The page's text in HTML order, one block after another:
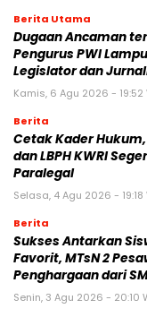
Berita Utama
Dugaan Ancaman
Pengurus PWI
Legislator dan
Kamis, 6 Agu 2026 - 19:52
Berita
Cetak Kader
dan LBPH KWRI
Paralegal
Selasa, 4 Agu 2026 - 19:18
Berita
Sukses Antarkan
Favorit, MTsN 2
Penghargaan dari
Senin, 3 Agu 2026 - 20:10